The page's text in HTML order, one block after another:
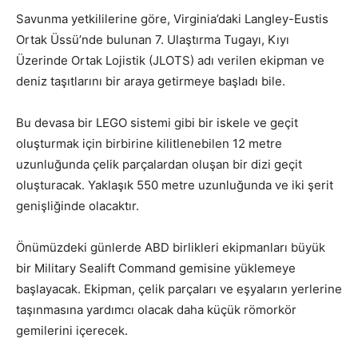
Savunma yetkililerine göre, Virginia’daki Langley-Eustis
Ortak Üssü’nde bulunan 7. Ulaştırma Tugayı, Kıyı
Üzerinde Ortak Lojistik (JLOTS) adı verilen ekipman ve
deniz taşıtlarını bir araya getirmeye başladı bile.
Bu devasa bir LEGO sistemi gibi bir iskele ve geçit
oluşturmak için birbirine kilitlenebilen 12 metre
uzunluğunda çelik parçalardan oluşan bir dizi geçit
oluşturacak. Yaklaşık 550 metre uzunluğunda ve iki şerit
genişliğinde olacaktır.
Önümüzdeki günlerde ABD birlikleri ekipmanları büyük
bir Military Sealift Command gemisine yüklemeye
başlayacak. Ekipman, çelik parçaları ve eşyaların yerlerine
taşınmasına yardımcı olacak daha küçük römorkör
gemilerini içerecek.